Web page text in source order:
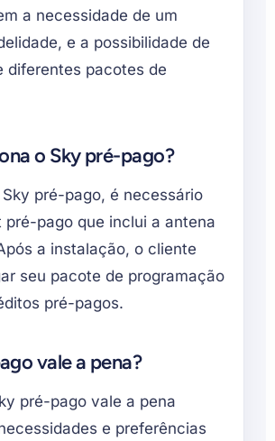
a necessidade de um
e a possibilidade de
diferentes pacotes de
o Sky pré-pago?
pré-pago, é necessário
pré-pago que inclui a antena
a instalação, o cliente
seu pacote de programação
pré-pagos.
vale a pena?
pré-pago vale a pena
e preferências